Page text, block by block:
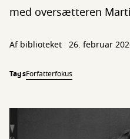
med oversætteren
Af biblioteket 26. februar
TagsForfatterfokus